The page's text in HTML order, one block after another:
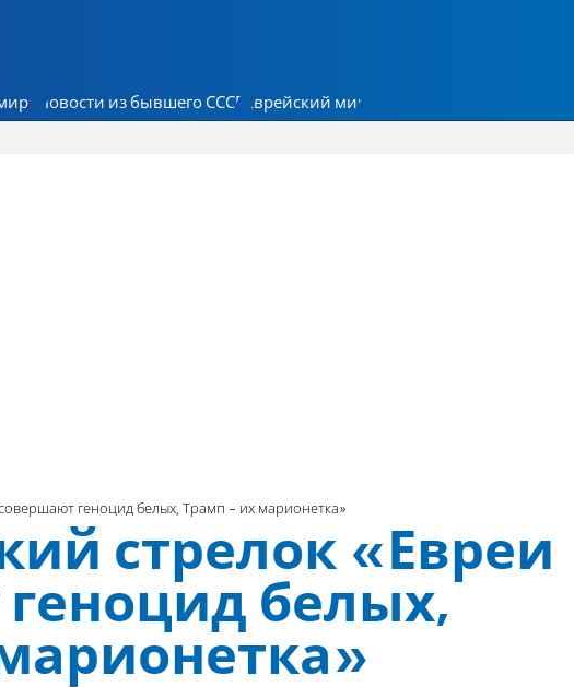
Новости из бывшего СССР Еврейский мир
совершают геноцид белых, Трамп - их марионетка»
стрелок «Евреи
белых,